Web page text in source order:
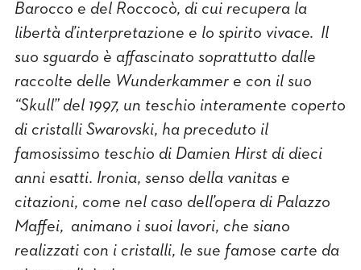
Barocco e del Roccocò, di cui recupera la
libertà d’interpretazione e lo spirito vivace. Il
suo sguardo è affascinato soprattutto dalle
raccolte delle Wunderkammer e con il suo
“Skull” del 1997, un teschio interamente coperto
di cristalli Swarovski, ha preceduto il
famosissimo teschio di Damien Hirst di dieci
anni esatti. Ironia, senso della vanitas e
citazioni, come nel caso dell’opera di Palazzo
Maffei, animano i suoi lavori, che siano
realizzati con i cristalli, le sue famose carte da